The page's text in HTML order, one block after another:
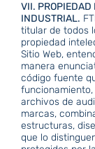
VII. PROPIEDAD
INDUSTRIAL.
titular de todos
propiedad
Sitio Web,
manera
código fuente
archivos de
marcas,
estructuras,
que lo